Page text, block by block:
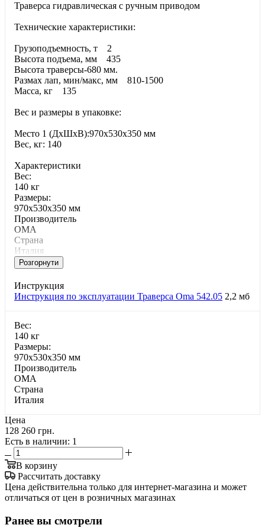
Траверса гидравлическая с ручным приводом
Технические характеристики:
Грузоподъемность, т 2
Высота подъема, мм 435
Высота траверсы-680 мм.
Размах лап, мин/макс, мм 810-1500
Масса, кг 135
Вес и размеры в упаковке:
Место 1 (ДхШхВ):970х530х350 мм
Вес, кг: 140
Характеристики
Bec:
140 кг
Paзмepы:
970х530х350 мм
Производитель
OMA
Страна
Италия
Розгорнути
Инструкция
Инструкция по эксплуатации Траверса Oma 542.05 2,2 мб
Bec:
140 кг
Paзмepы:
970х530х350 мм
Производитель
OMA
Страна
Италия
Цена
128 260 грн.
Есть в наличии: 1
В корзину
Рассчитать доставку
Цена действительна только для интернет-магазина и может
отличаться от цен в розничных магазинах
Ранее вы смотрели